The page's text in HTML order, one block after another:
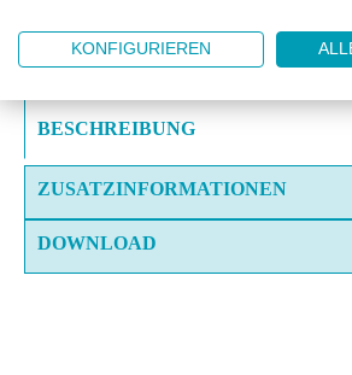
FRAGE ZUM ARTIKEL?
BESCHREIBUNG
ZUSATZINFORMATIONEN
DOWNLOAD
KONFIGURIEREN